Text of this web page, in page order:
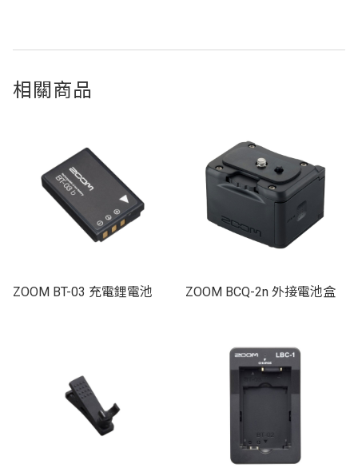
相關商品
ZOOM BT-03 充電鋰電池 ZOOM BCQ-2n 外接電池盒